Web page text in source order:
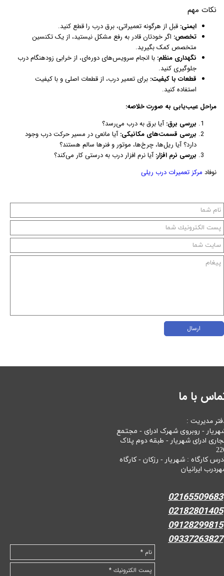
نکات مهم
ایمنی: قبل از هرگونه تعمیراتی، برق درب را قطع کنید.
تخصص: اگر خودتان قادر به رفع مشکل نیستید، از یک تکنسین
متخصص کمک بگیرید.
نگهداری منظم: با انجام سرویس‌های دوره‌ای، از خرابی زودهنگام درب
جلوگیری کنید.
قطعات با کیفیت: برای تعمیر درب، از قطعات اصلی و با کیفیت
استفاده کنید.
مراحل عیب‌یابی به صورت خلاصه:
بررسی برق:آیا برق به درب می‌رسد؟
بررسی قسمت‌های مکانیکی:آیا مانعی در مسیر حرکت درب وجود
دارد؟ آیا ریل‌ها، چرخ‌ها، موتور و فنرها سالم هستند؟
بررسی نرم افزار:آیا نرم افزار درب به درستی کار می‌کند؟
نوفاد مرکز تعمیرات درب ریلی
ارسال
با ما
مدیریت :
- روبروی شهرک ادرای - مجتمع
ادرای شهریار - طبقه دوم پلاک
کارگاه : شهریار - رزکان - کارگاه
ایرانیان
02165509683
02182801405
09128299815
09337263827